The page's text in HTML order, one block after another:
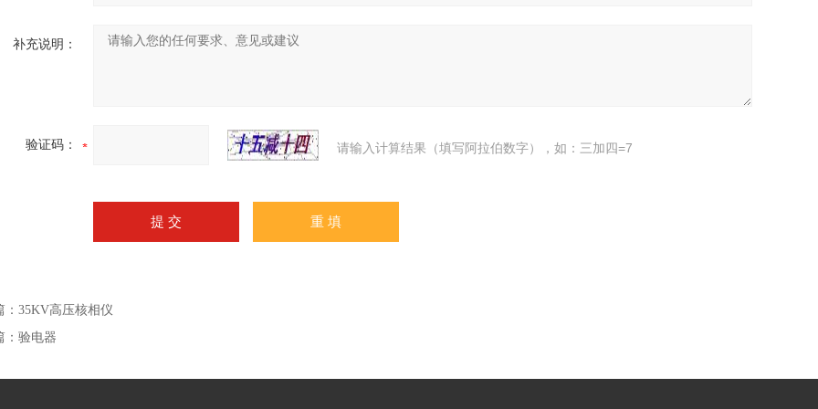
补充说明：
验证码： 请输入计算结果（填写阿拉伯数字），如：三加四=7
35KV高压核相仪
验电器